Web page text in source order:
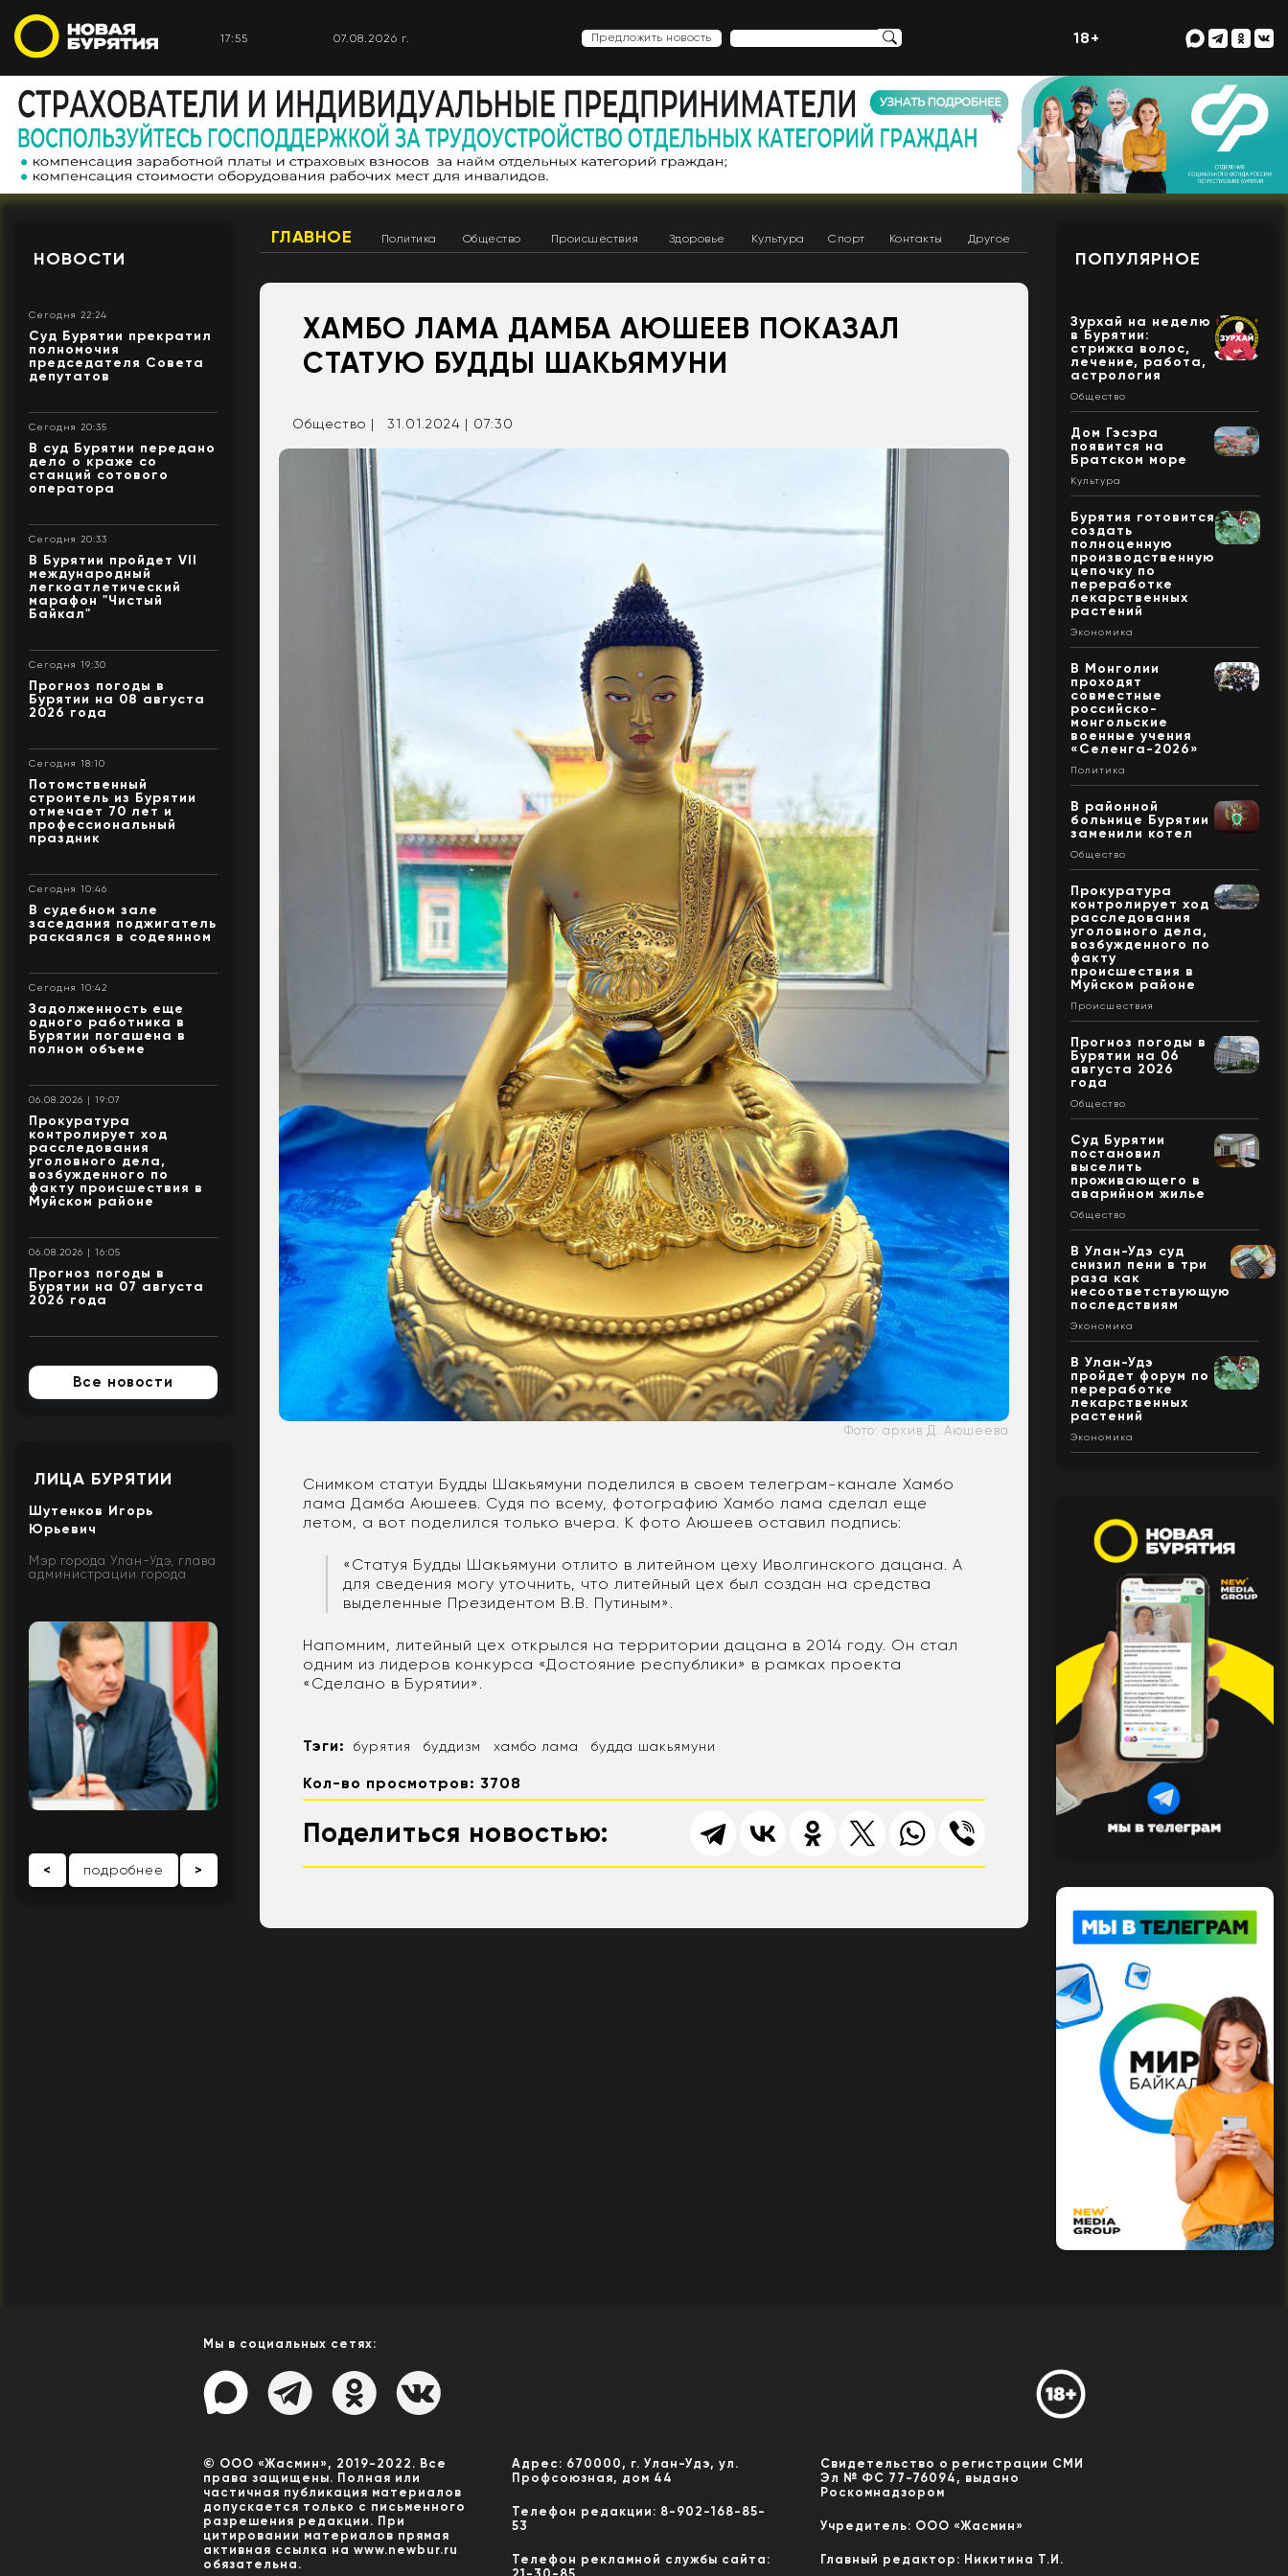
17:55 07.08.2026 г. Предложить новость 18+
НОВОСТИ
Сегодня 22:24
Суд Бурятии прекратил
полномочия
председателя Совета
депутатов
Сегодня 20:35
В суд Бурятии передано
дело о краже со
станций сотового
оператора
Сегодня 20:33
В Бурятии пройдет VII
международный
легкоатлетический
марафон "Чистый
Байкал"
Сегодня 19:30
Прогноз погоды в
Бурятии на 08 августа
2026 года
Сегодня 18:10
Потомственный
строитель из Бурятии
отмечает 70 лет и
профессиональный
праздник
Сегодня 10:46
В судебном зале
заседания поджигатель
раскаялся в содеянном
Сегодня 10:42
Задолженность еще
одного работника в
Бурятии погашена в
полном объеме
06.08.2026 | 19:07
Прокуратура
контролирует ход
расследования
уголовного дела,
возбужденного по
факту происшествия в
Муйском районе
06.08.2026 | 16:05
Прогноз погоды в
Бурятии на 07 августа
2026 года
Все новости
ЛИЦА БУРЯТИИ
Шутенков Игорь
Юрьевич
Мэр города Улан-Удэ, глава
администрации города
< подробнее >
ГЛАВНОЕ Политика Общество Происшествия Здоровье Культура Спорт Контакты Другое
ХАМБО ЛАМА ДАМБА АЮШЕЕВ ПОКАЗАЛ
СТАТУЮ БУДДЫ ШАКЬЯМУНИ
Общество | 31.01.2024 | 07:30
Фото: архив Д. Аюшеева
Снимком статуи Будды Шакьямуни поделился в своем телеграм-канале Хамбо
лама Дамба Аюшеев. Судя по всему, фотографию Хамбо лама сделал еще
летом, а вот поделился только вчера. К фото Аюшеев оставил подпись:
«Статуя Будды Шакьямуни отлито в литейном цеху Иволгинского дацана. А
для сведения могу уточнить, что литейный цех был создан на средства
выделенные Президентом В.В. Путиным».
Напомним, литейный цех открылся на территории дацана в 2014 году. Он стал
одним из лидеров конкурса «Достояние республики» в рамках проекта
«Сделано в Бурятии».
Тэги: бурятия буддизм хамбо лама будда шакьямуни
Кол-во просмотров: 3708
Поделиться новостью:
ПОПУЛЯРНОЕ
Зурхай на неделю
в Бурятии:
стрижка волос,
лечение, работа,
астрология
Общество
Дом Гэсэра
появится на
Братском море
Культура
Бурятия готовится
создать
полноценную
производственную
цепочку по
переработке
лекарственных
растений
Экономика
В Монголии
проходят
совместные
российско-
монгольские
военные учения
«Селенга-2026»
Политика
В районной
больнице Бурятии
заменили котел
Общество
Прокуратура
контролирует ход
расследования
уголовного дела,
возбужденного по
факту
происшествия в
Муйском районе
Происшествия
Прогноз погоды в
Бурятии на 06
августа 2026
года
Общество
Суд Бурятии
постановил
выселить
проживающего в
аварийном жилье
Общество
В Улан-Удэ суд
снизил пени в три
раза как
несоответствующую
последствиям
Экономика
В Улан-Удэ
пройдет форум по
переработке
лекарственных
растений
Экономика
Мы в социальных сетях:
© ООО «Жасмин», 2019-2022. Все
права защищены. Полная или
частичная публикация материалов
допускается только с письменного
разрешения редакции. При
цитировании материалов прямая
активная ссылка на www.newbur.ru
обязательна.
Адрес: 670000, г. Улан-Удэ, ул.
Профсоюзная, дом 44
Телефон редакции: 8-902-168-85-
53
Телефон рекламной службы сайта:
Свидетельство о регистрации СМИ
Эл № ФС 77-76094, выдано
Роскомнадзором
Учредитель: ООО «Жасмин»
Главный редактор: Никитина Т.И.